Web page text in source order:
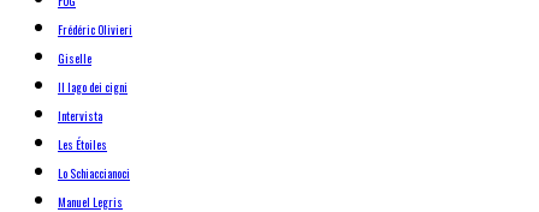
Frédéric Olivieri
Giselle
Il lago dei cigni
Intervista
Les Étoiles
Lo Schiaccianoci
Manuel Legris